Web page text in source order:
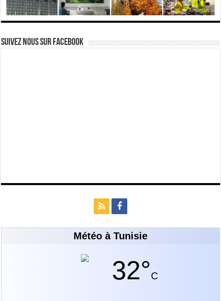
Suivez nous Sur Facebook
Météo à Tunisie
32°C